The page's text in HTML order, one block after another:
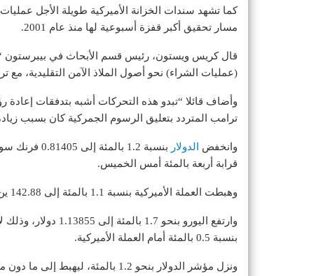
مسار تحقيق أكبر قفزة أسبوعية لها منذ عام 2001.
قال كريس ويستون، رئيس قسم الأبحاث في بيبرستون
(عمليات الشراء) نحو أصول الملاذ الآمن التقليدية، مع
وأضاف قائلا “تبدو هذه التحركات أشبه بتدفقات إعادة
ترامب المتردد بتعليق الرسوم الجمركية كان بسبب
وانخفض الدولار
قرابة أربعة بالمئة أمس الخميس.
وهبطت العملة الأميركية بنسبة 1.1 بالمئة إلى 142.88 ين، وهو أدنى مستوى لها منذ 30 سبتمبر.
بنسبة 0.5 بالمئة أمام العملة الأميركية.